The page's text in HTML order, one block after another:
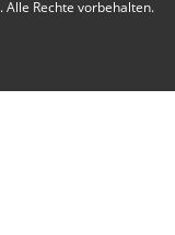
. Alle Rechte vorbehalten.